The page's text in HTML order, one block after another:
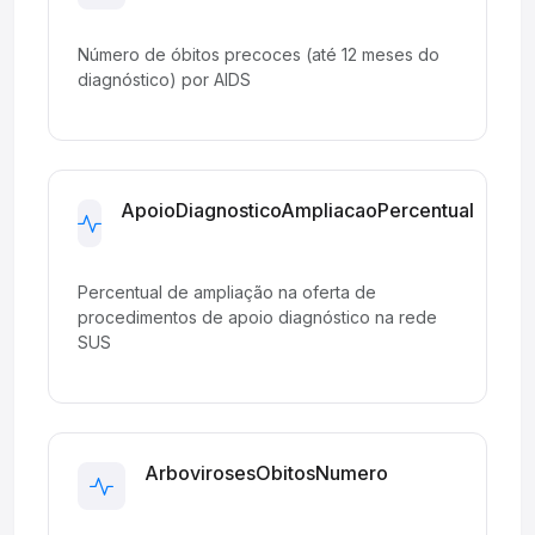
Número de óbitos precoces (até 12 meses do
diagnóstico) por AIDS
ApoioDiagnosticoAmpliacaoPercentual
Percentual de ampliação na oferta de
procedimentos de apoio diagnóstico na rede
SUS
ArbovirosesObitosNumero